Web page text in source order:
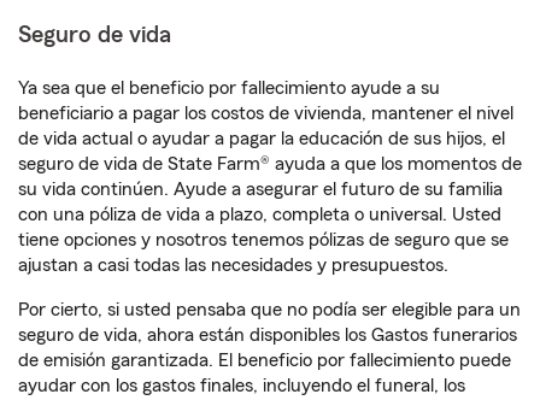
Seguro de vida
Ya sea que el beneficio por fallecimiento ayude a su
beneficiario a pagar los costos de vivienda, mantener el nivel
de vida actual o ayudar a pagar la educación de sus hijos, el
seguro de vida de State Farm® ayuda a que los momentos de
su vida continúen. Ayude a asegurar el futuro de su familia
con una póliza de vida a plazo, completa o universal. Usted
tiene opciones y nosotros tenemos pólizas de seguro que se
ajustan a casi todas las necesidades y presupuestos.
Por cierto, si usted pensaba que no podía ser elegible para un
seguro de vida, ahora están disponibles los Gastos funerarios
de emisión garantizada. El beneficio por fallecimiento puede
ayudar con los gastos finales, incluyendo el funeral, los